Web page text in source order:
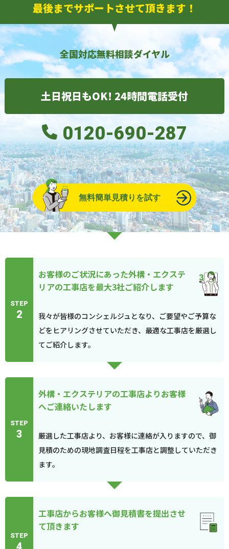
最後までサポートさせて頂きます！
全国対応無料相談ダイヤル
土日祝日もOK! 24時間電話受付
0120-690-287
無料簡単見積りを試す
STEP
2
お客様のご状況にあった外構・エクステ
リアの工事店を最大3社ご紹介します
我々が皆様のコンシェルジュとなり、ご要望やご予算な
どをヒアリングさせていただき、最適な工事店を厳選し
てご紹介します。
STEP
3
外構・エクステリアの工事店よりお客様
へご連絡いたします
厳選した工事店より、お客様に連絡が入りますので、御
見積のための現地調査日程を工事店と調整していただき
ます。
STEP
4
工事店からお客様へ御見積書を提出させ
て頂きます